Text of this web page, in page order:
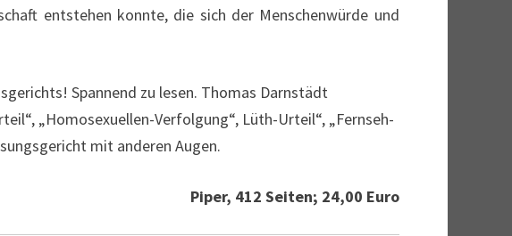
entstehen konnte, die sich der Menschenwürde und
Spannend zu lesen. Thomas Darnstädt
„Homosexuellen-Verfolgung“, Lüth-Urteil“, „Fernseh-
mit anderen Augen.
Piper, 412 Seiten; 24,00 Euro